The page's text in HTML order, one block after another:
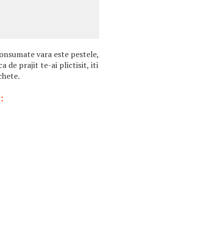
vara este pestele,
de prajit te-ai plictisit, iti